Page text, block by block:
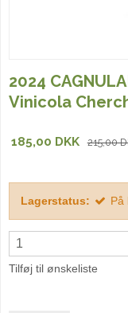
2024
Vinicola
185,00 DKK 215,00
Lagerstatus: På
Tilføj til ønskeliste